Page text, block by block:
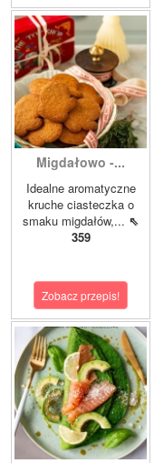
Migdałowo -...
Idealne aromatyczne
kruche ciasteczka o
smaku migdałów,... ⇖
359
Zobacz przepis!